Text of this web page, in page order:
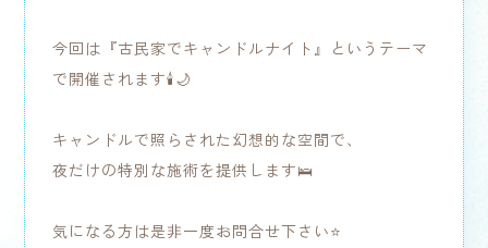
今回は『古民家でキャンドルナイト』というテーマ
で開催されます🕯🌙
キャンドルで照らされた幻想的な空間で、
夜だけの特別な施術を提供します🛌
気になる方は是非一度お問合せ下さい⭐️